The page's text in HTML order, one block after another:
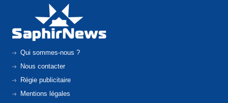
Qui sommes-nous ?
Nous contacter
Régie publicitaire
Mentions légales